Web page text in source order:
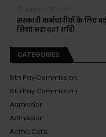
सरकारी कर्मचारीयों के लिए
शिक्षा सहायता राशि
CATEGORIES
8th Pay Commission
8th Pay Commission
Admission
Admission
Admit Card